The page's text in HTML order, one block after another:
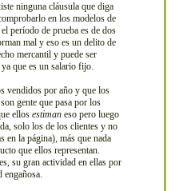
ninguna cláusula que diga
en los modelos de
período de prueba es de dos
mal y eso es un delito de
mercantil y puede ser
que es un salario fijo.
vendidos por año y que los
gente que pasa por los
ellos estiman eso pero luego
solo los de los clientes y no
en la página), más que nada
que ellos representan.
su gran actividad en ellas por
engañosa.